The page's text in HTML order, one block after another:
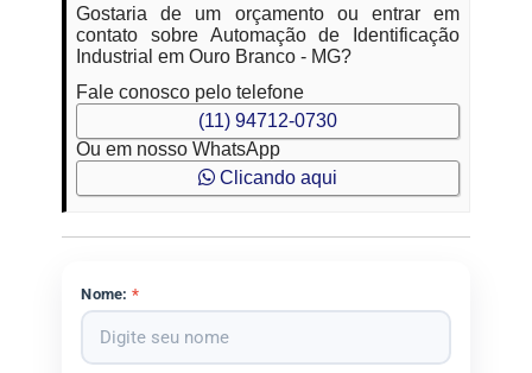
Gostaria de um orçamento ou entrar em
contato sobre Automação de Identificação
Industrial em Ouro Branco - MG?
Fale conosco pelo telefone
(11) 94712-0730
Ou em nosso WhatsApp
Clicando aqui
Nome: *